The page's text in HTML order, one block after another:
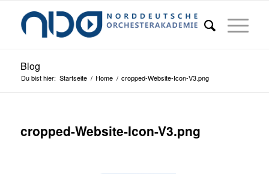
Blog
Du bist hier: Startseite / Home / cropped-Website-Icon-V3.png
cropped-Website-Icon-V3.png